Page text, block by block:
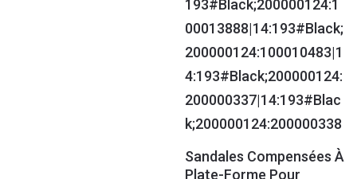
Sandales Compensées À
Plate-Forme Pour